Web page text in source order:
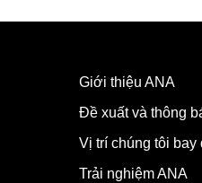
Giới thiệu ANA
Đề xuất và thông
Vị trí chúng tôi bay
Trải nghiệm ANA